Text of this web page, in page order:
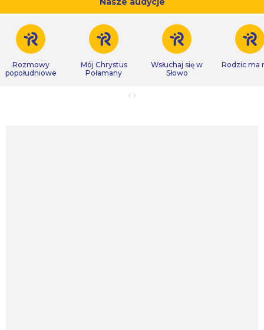
Rozmowy
popołudniowe
Mój Chrystus
Połamany
Wsłuchaj się w
Słowo
Rodzic ma